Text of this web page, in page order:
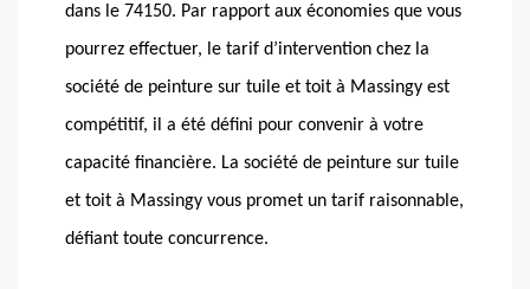
dans le 74150. Par rapport aux économies que vous
pourrez effectuer, le tarif d’intervention chez la
société de peinture sur tuile et toit à Massingy est
compétitif, il a été défini pour convenir à votre
capacité financière. La société de peinture sur tuile
et toit à Massingy vous promet un tarif raisonnable,
défiant toute concurrence.